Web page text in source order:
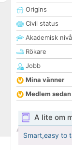
Origins
Civil status
Akademisk nivå
Rökare
Jobb
Mina vänner
Medlem sedan
A lite om
Smart,easy to